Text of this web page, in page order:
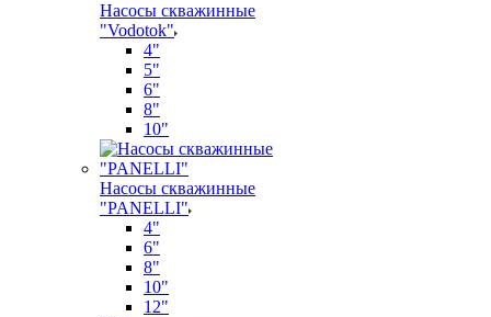
Насосы скважинные
"Vodotok"
4"
5"
6"
8"
10"
Насосы скважинные
"PANELLI"
4"
6"
8"
10"
12"